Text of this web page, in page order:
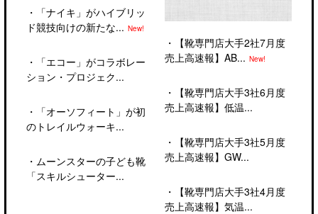
・
「ナイキ」がハイブリッ
ド競技向けの新たな... New!
・
「エコー」がコラボレー
ション・プロジェク...
・
「オーソフィート」が初
のトレイルウォーキ...
・ ムーンスターの子ども靴
「スキルシューター...
・
【靴専門店大手2社7月度
売上高速報】AB... New!
・
【靴専門店大手3社6月度
売上高速報】低温...
・
【靴専門店大手3社5月度
売上高速報】GW...
・
【靴専門店大手3社4月度
売上高速報】気温...